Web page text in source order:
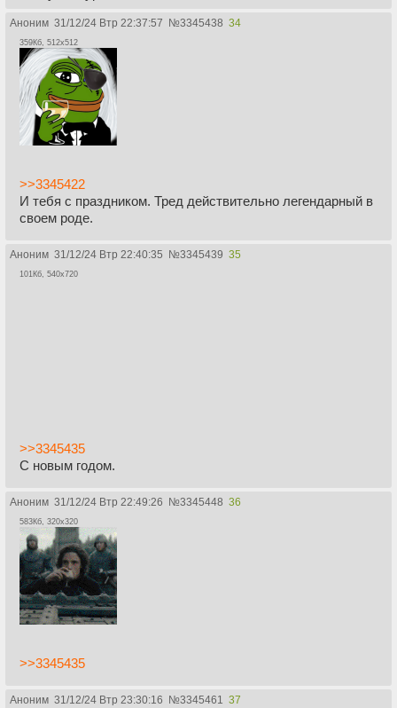
Аноним 31/12/24 Втр 22:37:57 №3345438 34
359Кб, 512x512
>>3345422
И тебя с праздником. Тред действительно легендарный в
своем роде.
Аноним 31/12/24 Втр 22:40:35 №3345439 35
101Кб, 540x720
>>3345435
С новым годом.
Аноним 31/12/24 Втр 22:49:26 №3345448 36
583Кб, 320x320
>>3345435
Аноним 31/12/24 Втр 23:30:16 №3345461 37